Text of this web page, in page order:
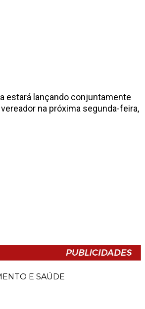
estará lançando conjuntamente
na próxima segunda-feira,
E SAÚDE